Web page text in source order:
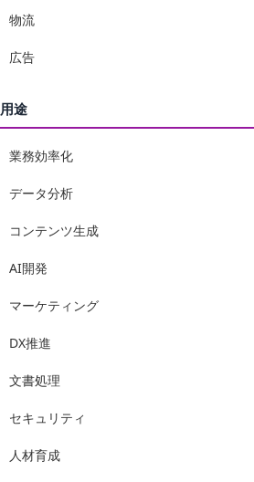
物流
広告
用途
業務効率化
データ分析
コンテンツ生成
AI開発
マーケティング
DX推進
文書処理
セキュリティ
人材育成